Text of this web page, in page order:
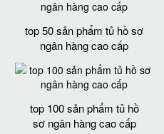
top 50 sản phẩm tủ hồ sơ
ngân hàng cao cấp
top 100 sản phẩm tủ hồ
sơ ngân hàng cao cấp